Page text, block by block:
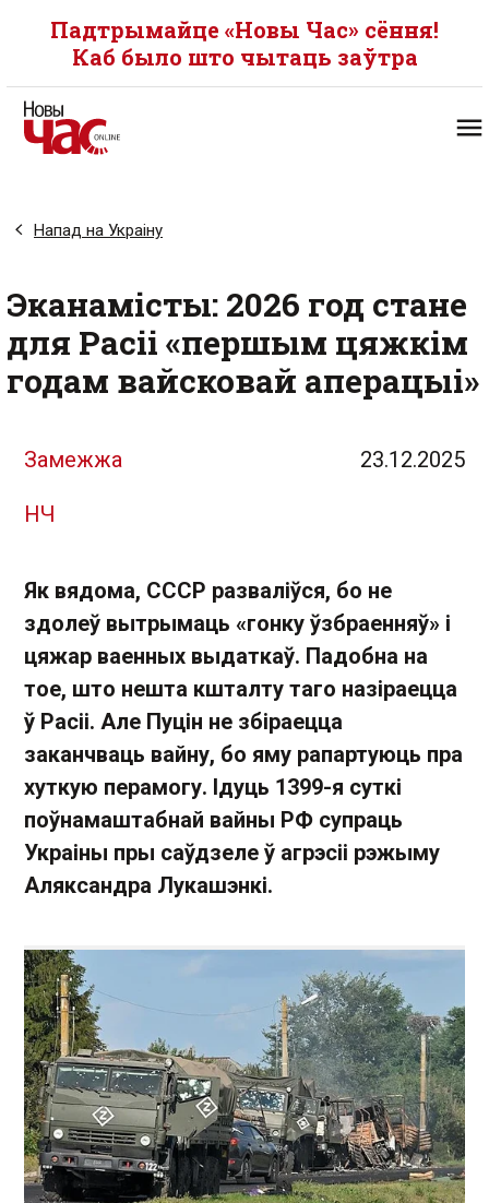
Падтрымайце «Новы Час» сёння!
Каб было што чытаць заўтра
Напад на Украіну
Эканамісты: 2026 год стане
для Расіі «першым цяжкім
годам вайсковай аперацыі»
Замежжа 23.12.2025
НЧ
Як вядома, СССР разваліўся, бо не
здолеў вытрымаць «гонку ўзбраенняў» і
цяжар ваенных выдаткаў. Падобна на
тое, што нешта кшталту таго назіраецца
ў Расіі. Але Пуцін не збіраецца
заканчваць вайну, бо яму рапартуюць пра
хуткую перамогу. Ідуць 1399-я суткі
поўнамаштабнай вайны РФ супраць
Украіны пры саўдзеле ў агрэсіі рэжыму
Аляксандра Лукашэнкі.